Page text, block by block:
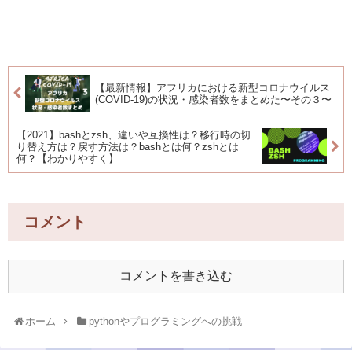
【最新情報】アフリカにおける新型コロナウイルス
(COVID-19)の状況・感染者数をまとめた〜その３〜
【2021】bashとzsh、違いや互換性は？移行時の切
り替え方は？戻す方法は？bashとは何？zshとは
何？【わかりやすく】
コメント
コメントを書き込む
ホーム pythonやプログラミングへの挑戦